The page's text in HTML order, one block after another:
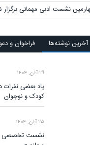
نشست ادبی مهمانی برگزار
آخرين‌ نوشته‌ها فراخوان و
۲۹ آبان, ۱۴۰۴
یاد بعضی نفرات
کودک و نوجوان
۲۵ آبان, ۱۴۰۴
نشست تخصصی